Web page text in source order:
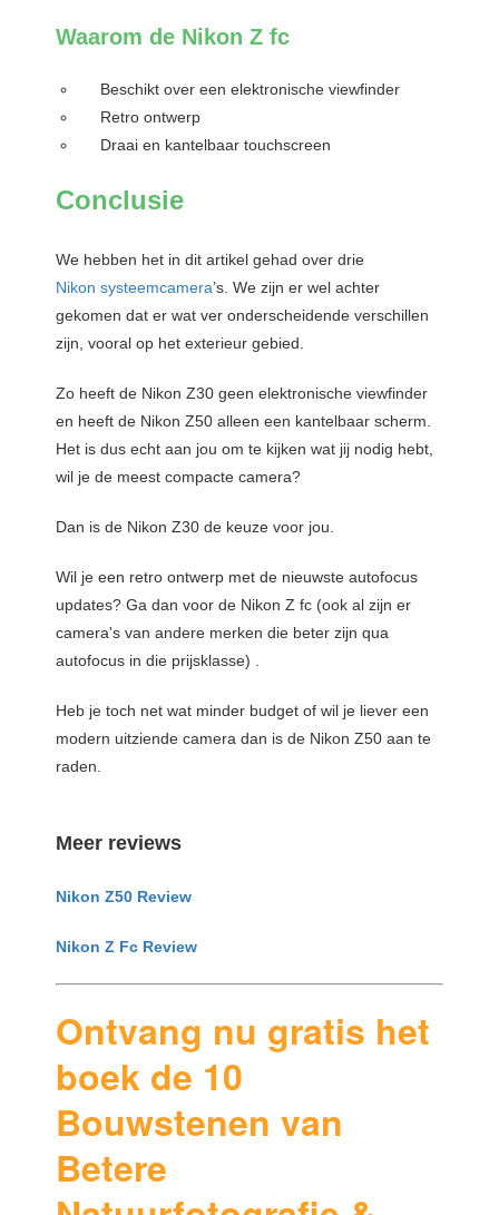
Waarom de Nikon Z fc
Beschikt over een elektronische viewfinder
Retro ontwerp
Draai en kantelbaar touchscreen
Conclusie
We hebben het in dit artikel gehad over drie
Nikon systeemcamera’s. We zijn er wel achter
gekomen dat er wat ver onderscheidende verschillen
zijn, vooral op het exterieur gebied.
Zo heeft de Nikon Z30 geen elektronische viewfinder
en heeft de Nikon Z50 alleen een kantelbaar scherm.
Het is dus echt aan jou om te kijken wat jij nodig hebt,
wil je de meest compacte camera?
Dan is de Nikon Z30 de keuze voor jou.
Wil je een retro ontwerp met de nieuwste autofocus
updates? Ga dan voor de Nikon Z fc (ook al zijn er
camera's van andere merken die beter zijn qua
autofocus in die prijsklasse) .
Heb je toch net wat minder budget of wil je liever een
modern uitziende camera dan is de Nikon Z50 aan te
raden.
Meer reviews
Nikon Z50 Review
Nikon Z Fc Review
Ontvang nu gratis het
boek de 10
Bouwstenen van
Betere